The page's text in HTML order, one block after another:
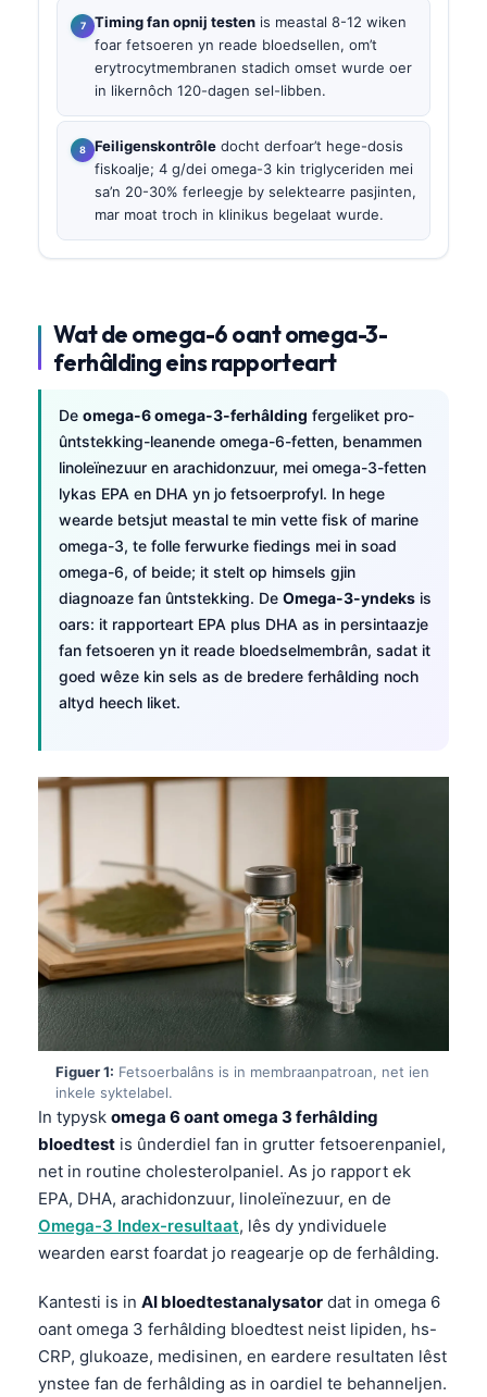
Timing fan opnij testen is meastal 8-12 wiken
foar fetsoeren yn reade bloedsellen, om’t
erytrocytmembranen stadich omset wurde oer
in likernôch 120-dagen sel-libben.
Feiligenskontrôle docht derfoar’t hege-dosis
fiskoalje; 4 g/dei omega-3 kin triglyceriden mei
sa’n 20-30% ferleegje by selektearre pasjinten,
mar moat troch in klinikus begelaat wurde.
Wat de omega-6 oant omega-3-
ferhâlding eins rapporteart
De omega-6 omega-3-ferhâlding fergeliket pro-
ûntstekking-leanende omega-6-fetten, benammen
linoleïnezuur en arachidonzuur, mei omega-3-fetten
lykas EPA en DHA yn jo fetsoerprofyl. In hege
wearde betsjut meastal te min vette fisk of marine
omega-3, te folle ferwurke fiedings mei in soad
omega-6, of beide; it stelt op himsels gjin
diagnoaze fan ûntstekking. De Omega-3-yndeks is
oars: it rapporteart EPA plus DHA as in persintaazje
fan fetsoeren yn it reade bloedselmembrân, sadat it
goed wêze kin sels as de bredere ferhâlding noch
altyd heech liket.
Figuer 1: Fetsoerbalâns is in membraanpatroan, net ien
inkele syktelabel.
In typysk omega 6 oant omega 3 ferhâlding
bloedtest is ûnderdiel fan in grutter fetsoerenpaniel,
net in routine cholesterolpaniel. As jo rapport ek
EPA, DHA, arachidonzuur, linoleïnezuur, en de
Omega-3 Index-resultaat, lês dy yndividuele
wearden earst foardat jo reagearje op de ferhâlding.
Kantesti is in AI bloedtestanalysator dat in omega 6
oant omega 3 ferhâlding bloedtest neist lipiden, hs-
CRP, glukoaze, medisinen, en eardere resultaten lêst
ynstee fan de ferhâlding as in oardiel te behanneljen.